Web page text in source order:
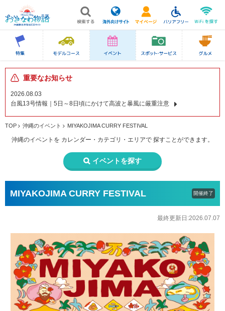
重要なお知らせ
2026.08.03
台風13号情報｜5日～8日頃にかけて高波と暴風に厳重注意
TOP 沖縄のイベント MIYAKOJIMA CURRY FESTIVAL
沖縄のイベントを カレンダー・カテゴリ・エリアで 探すことができます。
イベントを探す
MIYAKOJIMA CURRY FESTIVAL 開催終了
最終更新日:2026.07.07